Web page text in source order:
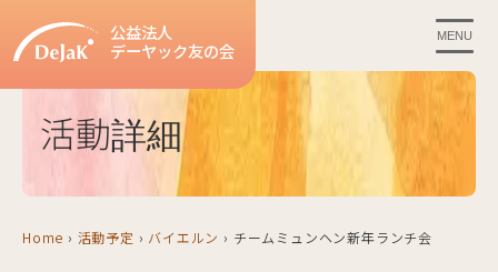
公益法人
デーヤック友の会
MENU
活動詳細
Home › 活動予定 › バイエルン › チームミュンヘン新年ランチ会